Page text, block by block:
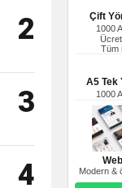
Çift
1000
Tüm
A5 Tek
1000
Modern &
2
3
4